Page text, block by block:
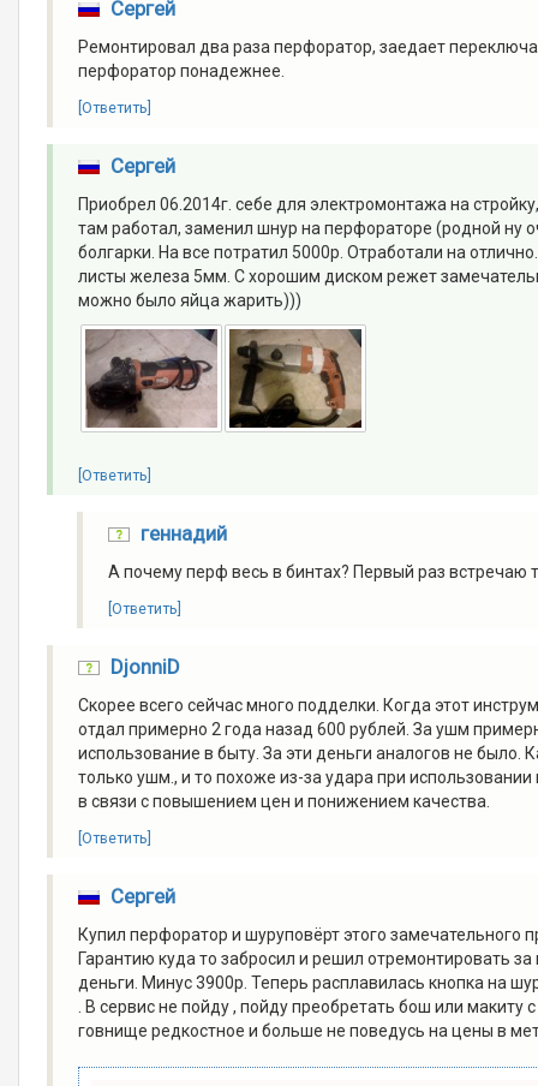
Сергей
Ремонтировал два раза перфоратор, заедает
перфоратор понадежнее.
[Ответить]
Сергей
Приобрел 06.2014г. себе для электромонтажа на
там работал, заменил шнур на перфораторе (родной ну
болгарки. На все потратил 5000р. Отработали на
листы железа 5мм. С хорошим диском режет
можно было яйца жарить)))
[Ответить]
геннадий
А почему перф весь в бинтах? Первый раз встречаю
[Ответить]
DjonniD
Скорее всего сейчас много подделки. Когда этот
отдал примерно 2 года назад 600 рублей. За ушм
использование в быту. За эти деньги аналогов не было.
только ушм., и то похоже из-за удара при использовании
в связи с повышением цен и понижением качества.
[Ответить]
Сергей
Купил перфоратор и шуруповёрт этого замечательного
Гарантию куда то забросил и решил отремонтировать
деньги. Минус 3900р. Теперь расплавилась кнопка на
. В сервис не пойду , пойду преобретать бош или
говнище редкостное и больше не поведусь на цены в